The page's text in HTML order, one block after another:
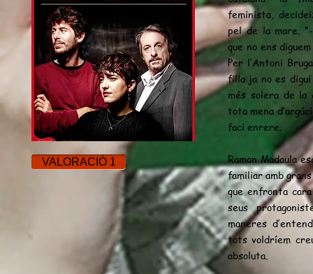
VALORACIÓ 1
feminista,
pel de la mare.
que no ens
Per l’Antoni
filla ja no es digui
més solera de la
tota mena
faci enrere.
Ramon Madaula
familiar amb
que enfronta
seus
maneres
tots voldríem
absoluta.